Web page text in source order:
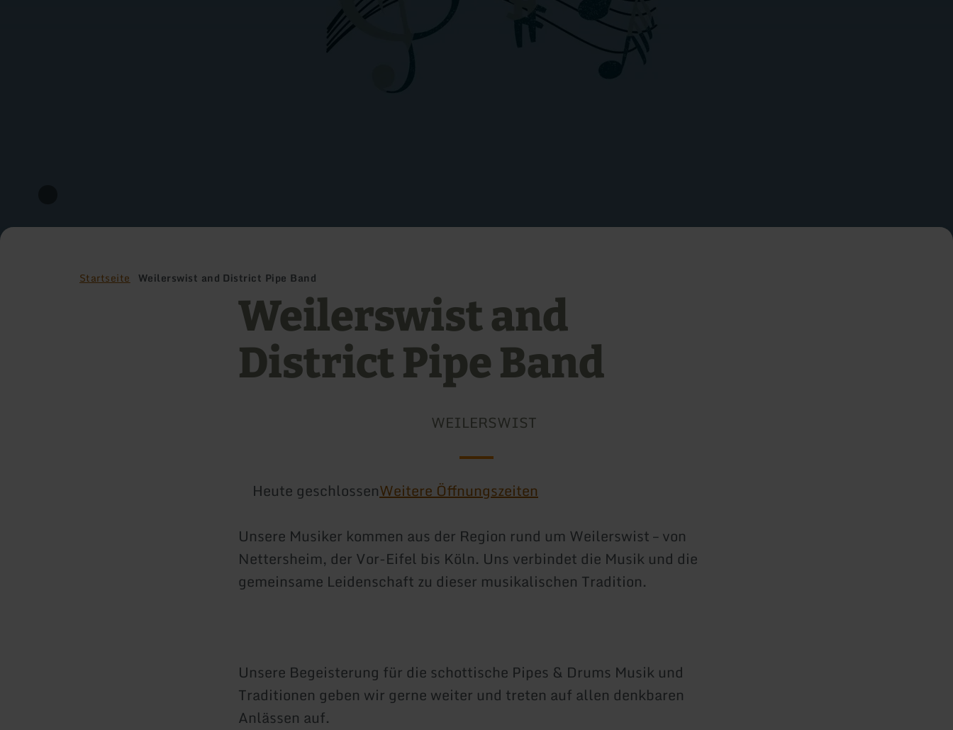
Startseite Weilerswist and District Pipe Band
Weilerswist and
District Pipe Band
WEILERSWIST
Heute geschlossenWeitere Öffnungszeiten
Unsere Musiker kommen aus der Region rund um Weilerswist – von
Nettersheim, der Vor-Eifel bis Köln. Uns verbindet die Musik und die
gemeinsame Leidenschaft zu dieser musikalischen Tradition.
Unsere Begeisterung für die schottische Pipes & Drums Musik und
Traditionen geben wir gerne weiter und treten auf allen denkbaren
Anlässen auf.